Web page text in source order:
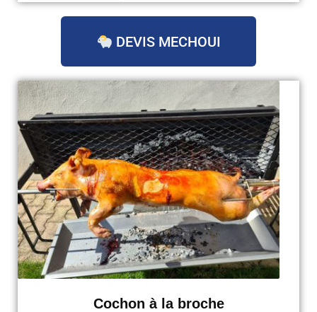
DEVIS MECHOUI
Cochon à la broche